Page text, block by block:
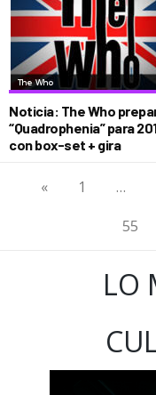
Noticia: The Who
“Quadrophenia” para
con box-set + gira
« 1 …
55
LO